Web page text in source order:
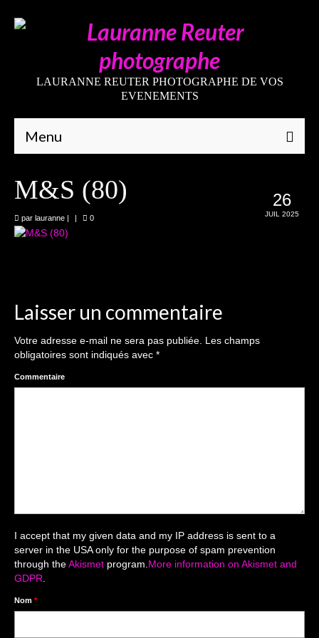
LAURANNE REUTER PHOTOGRAPHE DE VOS
EVENEMENTS
Menu
Mariages
The smash cake: 1 an / 2
Séance Noël
Enfants
Reportages / Nature morte
Galeries Privées
séance du 25.04.26
26
JUIL 2025
M&S (80)
par lauranne | | 0
Laisser un commentaire
Votre adresse e-mail ne sera pas publiée. Les champs
obligatoires sont indiqués avec *
Commentaire
I accept that my given data and my IP address is sent to a
server in the USA only for the purpose of spam prevention
through theAkismet program.More information on Akismet and
GDPR.
Nom *